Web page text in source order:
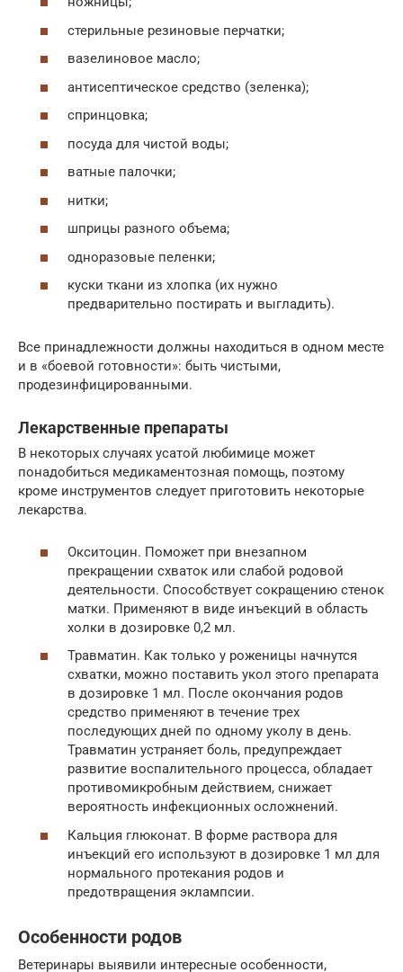
стерильные резиновые перчатки;
вазелиновое масло;
антисептическое средство (зеленка);
спринцовка;
посуда для чистой воды;
ватные палочки;
нитки;
шприцы разного объема;
одноразовые пеленки;
куски ткани из хлопка (их нужно
предварительно постирать и выгладить).
Все принадлежности должны находиться в одном месте
и в «боевой готовности»: быть чистыми,
продезинфицированными.
Лекарственные препараты
В некоторых случаях усатой любимице может
понадобиться медикаментозная помощь, поэтому
кроме инструментов следует приготовить некоторые
лекарства.
Окситоцин. Поможет при внезапном
прекращении схваток или слабой родовой
деятельности. Способствует сокращению стенок
матки. Применяют в виде инъекций в область
холки в дозировке 0,2 мл.
Травматин. Как только у роженицы начнутся
схватки, можно поставить укол этого препарата
в дозировке 1 мл. После окончания родов
средство применяют в течение трех
последующих дней по одному уколу в день.
Травматин устраняет боль, предупреждает
развитие воспалительного процесса, обладает
противомикробным действием, снижает
вероятность инфекционных осложнений.
Кальция глюконат. В форме раствора для
инъекций его используют в дозировке 1 мл для
нормального протекания родов и
предотвращения эклампсии.
Особенности родов
Ветеринары выявили интересные особенности,